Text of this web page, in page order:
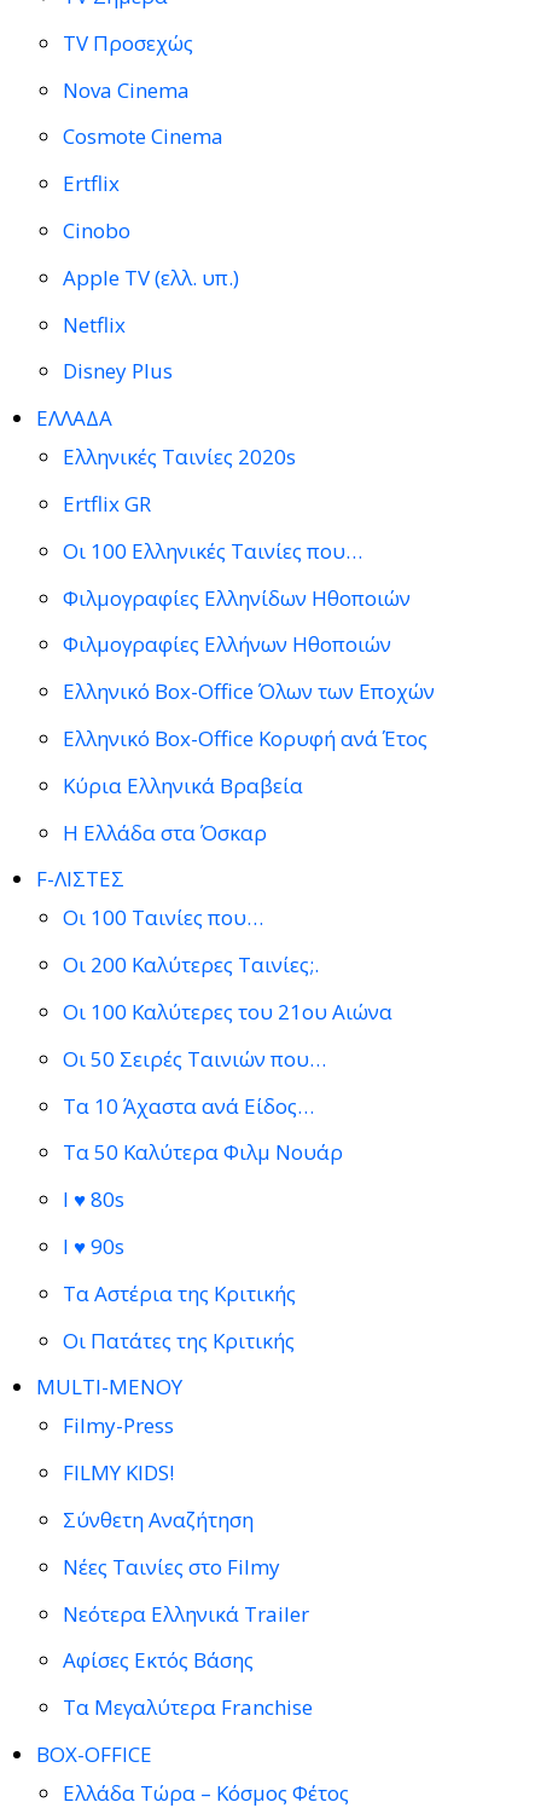
TV Προσεχώς
Nova Cinema
Cosmote Cinema
Ertflix
Cinobo
Apple TV (ελλ. υπ.)
Netflix
Disney Plus
ΕΛΛΑΔΑ
Ελληνικές Ταινίες 2020s
Ertflix GR
Οι 100 Ελληνικές Ταινίες που…
Φιλμογραφίες Ελληνίδων Ηθοποιών
Φιλμογραφίες Ελλήνων Ηθοποιών
Ελληνικό Box-Office Όλων των Εποχών
Ελληνικό Box-Office Κορυφή ανά Έτος
Κύρια Ελληνικά Βραβεία
Η Ελλάδα στα Όσκαρ
F-ΛΙΣΤΕΣ
Οι 100 Ταινίες που…
Οι 200 Καλύτερες Ταινίες;.
Οι 100 Καλύτερες του 21ου Αιώνα
Οι 50 Σειρές Ταινιών που…
Τα 10 Άχαστα ανά Είδος…
Τα 50 Καλύτερα Φιλμ Νουάρ
I ♥ 80s
I ♥ 90s
Τα Αστέρια της Κριτικής
Οι Πατάτες της Κριτικής
MULTI-ΜΕΝΟΥ
Filmy-Press
FILMY KIDS!
Σύνθετη Αναζήτηση
Νέες Ταινίες στο Filmy
Νεότερα Ελληνικά Trailer
Αφίσες Εκτός Βάσης
Τα Μεγαλύτερα Franchise
BOX-OFFICE
Ελλάδα Τώρα – Κόσμος Φέτος